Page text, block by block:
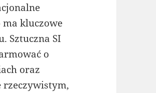
kluczowe
Sztuczna SI
o
oraz
rzeczywistym,